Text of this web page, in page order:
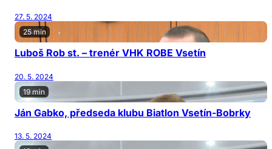
27. 5. 2024
25 min
Luboš Rob st. – trenér VHK ROBE Vsetín
20. 5. 2024
19 min
Ján Gabko, předseda klubu Biatlon Vsetín-Bobrky
13. 5. 2024